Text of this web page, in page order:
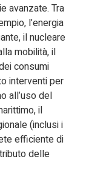
avanzate. Tra
l’energia
il nucleare
mobilità, il
consumi
interventi per
all’uso del
il
(inclusi i
efficiente di
delle